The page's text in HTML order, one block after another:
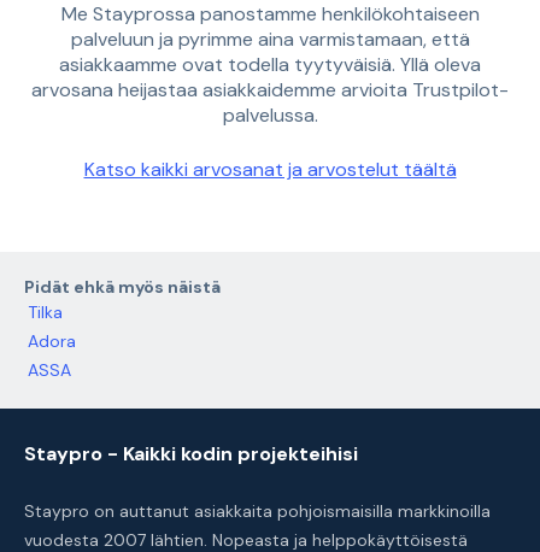
Me Stayprossa panostamme henkilökohtaiseen
palveluun ja pyrimme aina varmistamaan, että
asiakkaamme ovat todella tyytyväisiä. Yllä oleva
arvosana heijastaa asiakkaidemme arvioita Trustpilot-
palvelussa.
Katso kaikki arvosanat ja arvostelut täältä
Pidät ehkä myös näistä
Tilka
Adora
ASSA
Staypro - Kaikki kodin projekteihisi
Staypro on auttanut asiakkaita pohjoismaisilla markkinoilla
vuodesta 2007 lähtien. Nopeasta ja helppokäyttöisestä